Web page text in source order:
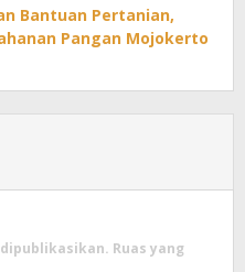
Bantuan Pertanian,
Pangan Mojokerto
Ruas yang